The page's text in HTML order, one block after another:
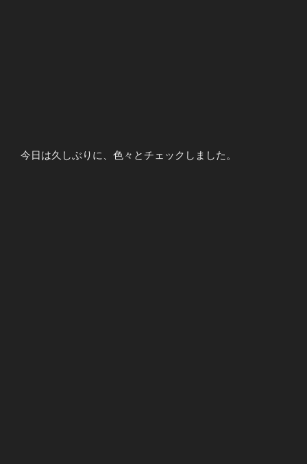
今日は久しぶりに、色々とチェックしました。